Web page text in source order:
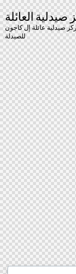
صيدلية العائلة
صيدلية عائلة إل كاجون
للصيدلة